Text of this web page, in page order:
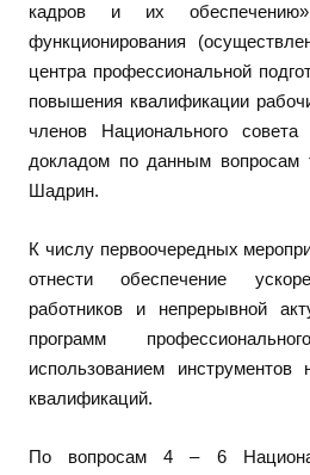
кадров и их
функционирования
центра профессиональной
повышения квалификации
членов Национального
докладом по данным вопросам
Шадрин.
К числу первоочередных
отнести обеспечение
работников и непрерывной
программ
использованием инструментов
квалификаций.
По вопросам 4 – 6